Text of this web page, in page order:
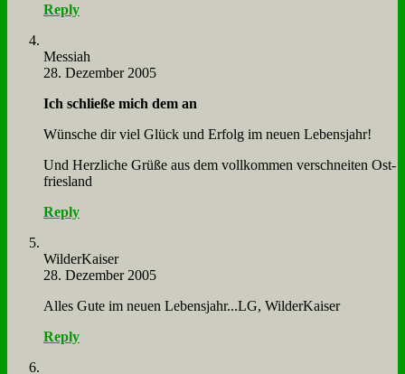
Reply
Mes­siah
28. Dezember 2005
Ich schlie­ße mich dem an
Wün­sche dir viel Glück und Er­folg im neu­en Le­bens­jahr!
Und Herz­li­che Grü­ße aus dem voll­kom­men ver­schnei­ten Ost­
fries­land
Reply
Wil­der­Kai­ser
28. Dezember 2005
Al­les Gu­te im neu­en Lebensjahr...LG, Wil­der­Kai­ser
Reply